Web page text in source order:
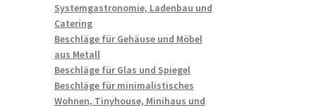
Systemgastronomie, Ladenbau und
Catering
Beschläge für Gehäuse und Möbel
aus Metall
Beschläge für Glas und Spiegel
Beschläge für minimalistisches
Wohnen, Tinyhouse, Minihaus und